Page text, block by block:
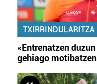
TXIRRINDULARITZA
«Entrenatzen
gehiago